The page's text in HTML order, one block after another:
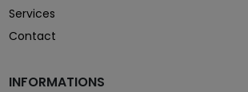
Services
Contact
INFORMATIONS